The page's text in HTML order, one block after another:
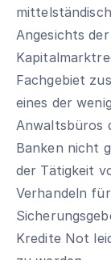
Angesichts
Fachgebiet
eines der
Anwaltsbüros
Banken nicht
der Tätigkeit
Verhandeln
Kredite Not